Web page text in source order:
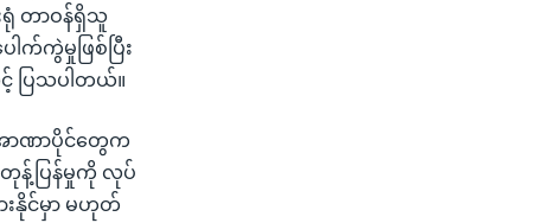
ရုံ တာဝန်ရှိသူ
က်ကွဲမှုဖြစ်ပြီး
ပြသပါတယ်။
အာဏာပိုင်တွေက
ပြန်မှုကို လုပ်
နိုင်မှာ မဟုတ်